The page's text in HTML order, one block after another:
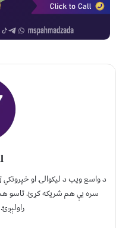
د واسع ویب د لیکوالۍ او
سره یې هم شریکه کړئ. تاسو هم